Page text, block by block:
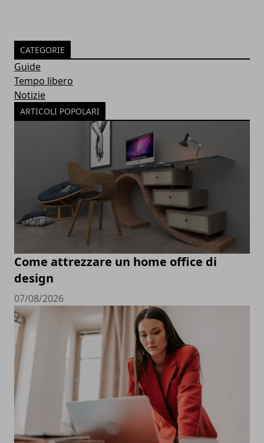
CATEGORIE
Guide
Tempo libero
Notizie
ARTICOLI POPOLARI
Come attrezzare un home office di
design
07/08/2026